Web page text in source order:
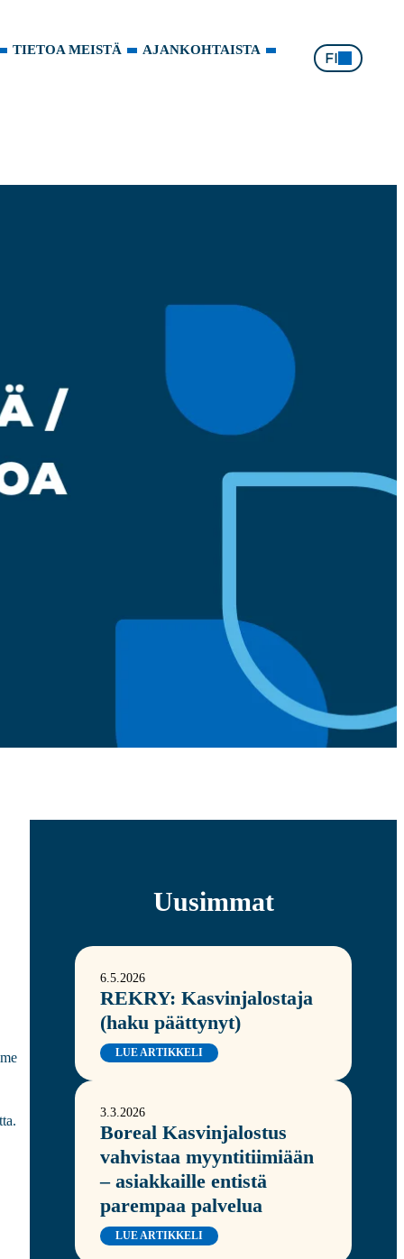
TIETOA MEISTÄ
AJANKOHTAISTA
FI
Uusimmat
6.5.2026
REKRY: Kasvinjalostaja
(haku päättynyt)
LUE ARTIKKELI
3.3.2026
Boreal Kasvinjalostus
vahvistaa myyntitiimiään
– asiakkaille entistä
parempaa palvelua
LUE ARTIKKELI